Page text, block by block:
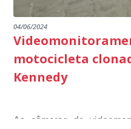
04/06/2024
motocicleta
Kennedy
As câmeras de